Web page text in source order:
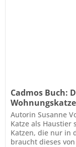
Cadmos Buch:
Autorin Susanne
Katze als Haustier
Katzen, die nur in
braucht dieses